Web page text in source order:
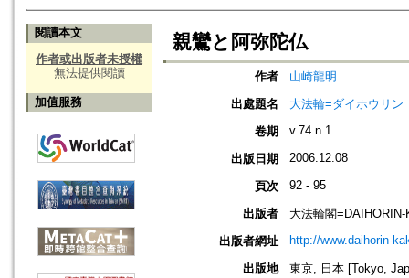
閱讀本文
作者或出版者未授權
無法提供閱讀
加值服務
親鸞と阿弥陀仏
作者
山崎龍明
出處題名
大法輪=ダイホウリン
卷期
v.74 n.1
出版日期 2006.12.08
頁次 92 - 95
出版者
大法輪閣=DAIHORIN-
出版者網址
http://www.daihorin-
出版地
東京, 日本 [Tokyo,